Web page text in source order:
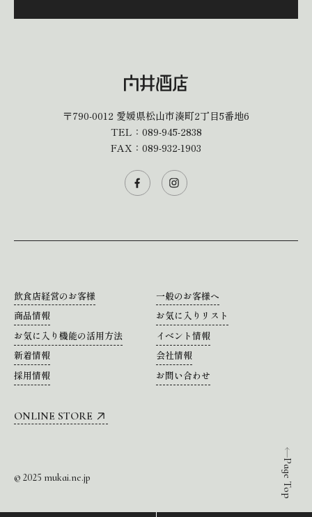
Page Top
〒790-0012 愛媛県松山市湊町2丁目5番地6
TEL： 089-945-2838
FAX：089-932-1903
飲食店経営のお客様
一般のお客様へ
商品情報
お気に入りリスト
お気に入り機能の活用方法
イベント情報
新着情報
会社情報
採用情報
お問い合わせ
ONLINE STORE
© 2025 mukai.ne.jp